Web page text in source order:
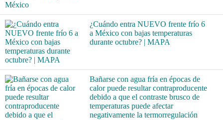
¿Cuándo entra NUEVO frente frío 6
a México con bajas temperaturas
durante octubre? | MAPA
Bañarse con agua fría en épocas de
calor puede resultar contraproducente
debido a que el contraste brusco de
temperaturas puede afectar
negativamente la termorregulación